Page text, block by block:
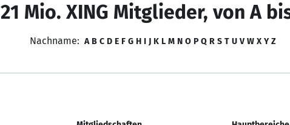
21 Mio. XING Mitglieder, von A
Nachname: A B C D E F G H I J K L M N O P Q R S T U V W X Y Z